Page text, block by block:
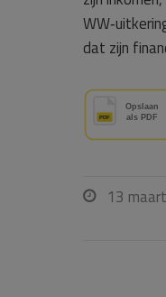
dat zijn
 13